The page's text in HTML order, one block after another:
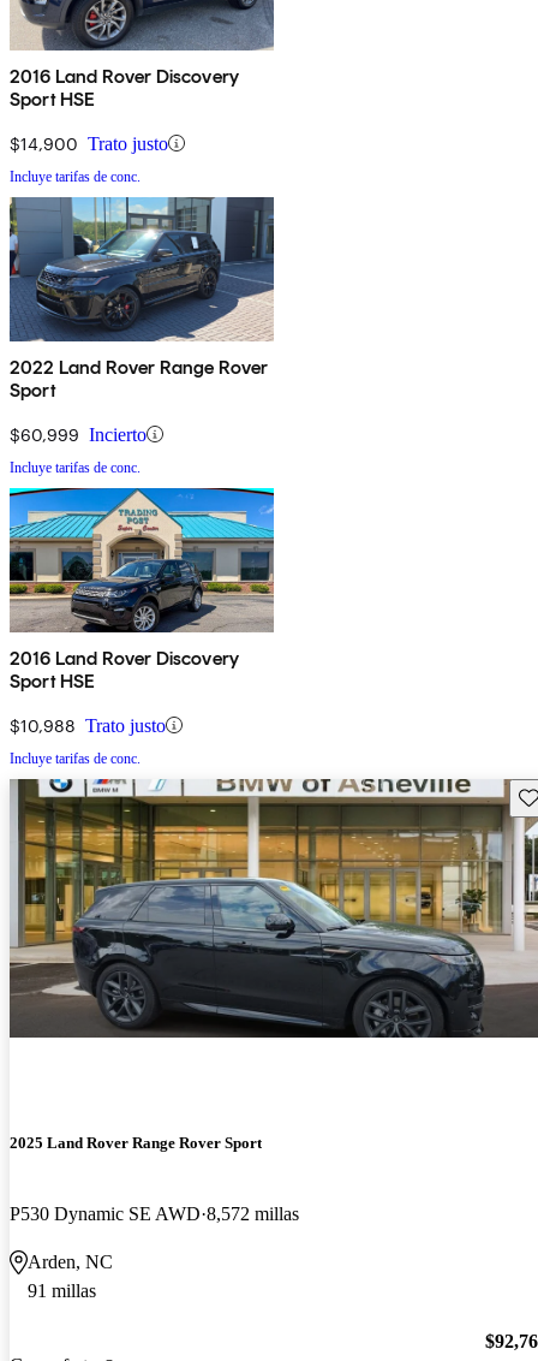
2016 Land Rover Discovery
Sport HSE
$14,900 Trato justo
Incluye tarifas de conc.
2022 Land Rover Range Rover
Sport
$60,999 Incierto
Incluye tarifas de conc.
2016 Land Rover Discovery
Sport HSE
$10,988 Trato justo
Incluye tarifas de conc.
2025 Land Rover Range Rover Sport
P530 Dynamic SE AWD 8,572 millas
Arden, NC
91 millas